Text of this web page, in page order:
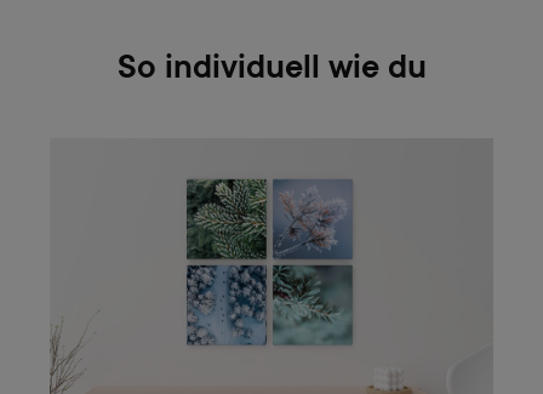
So individuell wie du